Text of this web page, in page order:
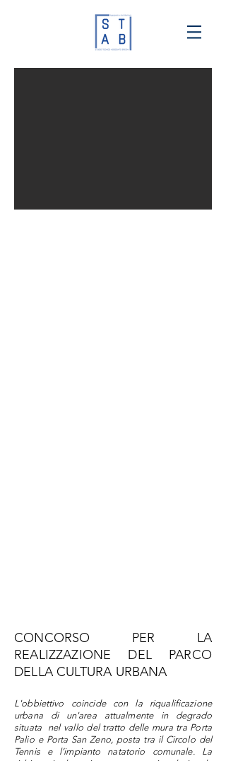
CONCORSO PER LA
REALIZZAZIONE DEL PARCO
DELLA CULTURA URBANA
L'obbiettivo coincide con la riqualificazione
urbana di un'area attualmente in degrado
situata nel vallo del tratto delle mura tra Porta
Palio e Porta San Zeno, posta tra il Circolo del
Tennis e l’impianto natatorio comunale. La